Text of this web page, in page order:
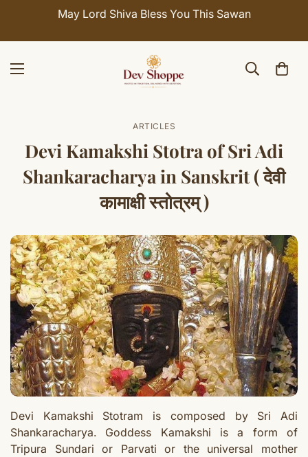
May Lord Shiva Bless You This Sawan
ARTICLES
Devi Kamakshi Stotra of Sri Adi
Shankaracharya in Sanskrit ( देवी
कामाक्षी स्तोत्रम् )
Devi Kamakshi Stotram is composed by Sri Adi
Shankaracharya. Goddess Kamakshi is a form of
Tripura Sundari or Parvati or the universal mother